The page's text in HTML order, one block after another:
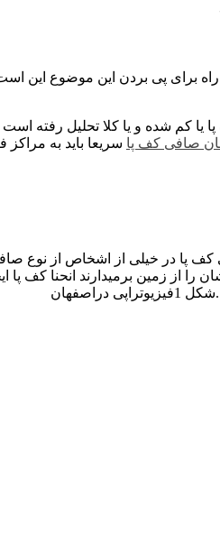
راه برای پی بردن این موضوع
یا کم شده و یا کلا تحلیل رفته
صافی کف پا سریعا باید به مراکز
را از زمین برمیدارند انحنا کف